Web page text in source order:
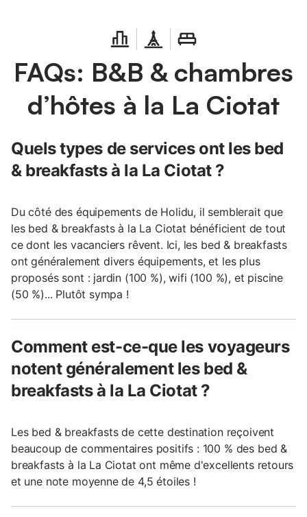
FAQs: B&B & chambres
d’hôtes à la La Ciotat
Quels types de services ont les bed
& breakfasts à la La Ciotat ?
Du côté des équipements de Holidu, il semblerait que
les bed & breakfasts à la La Ciotat bénéficient de tout
ce dont les vacanciers rêvent. Ici, les bed & breakfasts
ont généralement divers équipements, et les plus
proposés sont : jardin (100 %), wifi (100 %), et piscine
(50 %)... Plutôt sympa !
Comment est-ce-que les voyageurs
notent généralement les bed &
breakfasts à la La Ciotat ?
Les bed & breakfasts de cette destination reçoivent
beaucoup de commentaires positifs : 100 % des bed &
breakfasts à la La Ciotat ont même d'excellents retours
et une note moyenne de 4,5 étoiles !